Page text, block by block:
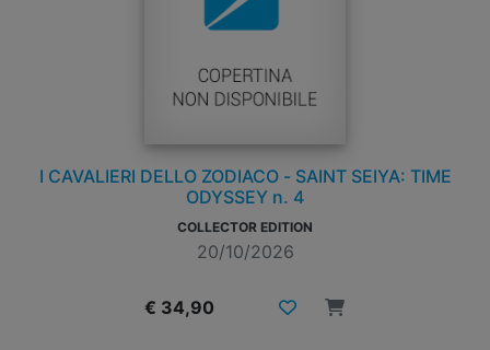
I CAVALIERI DELLO ZODIACO - SAINT SEIYA: TIME
ODYSSEY n. 4
COLLECTOR EDITION
20/10/2026
€ 34,90